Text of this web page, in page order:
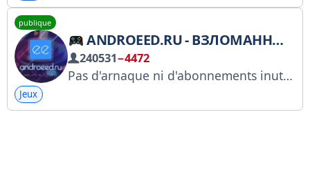
publique
ANDROEED.RU - ВЗЛОМАННЫЕ ИГРЫ ДЛЯ АНДРОИД
240531−4472
Pas d'arnaque ni d'abonnements inutiles à d'autres chaînes. Téléchargez des jeux immédiatement. Jeux Android piratés. Nous piratons et achetons nous-mêmes les jeux. Notre bot : https://t.me/AndroeedGPT_bot Version russe : https://androeed.ru Version anglaise : https://androeed.store
Jeux